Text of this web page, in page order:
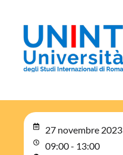
27 novembre 2023
09:00 - 13:00